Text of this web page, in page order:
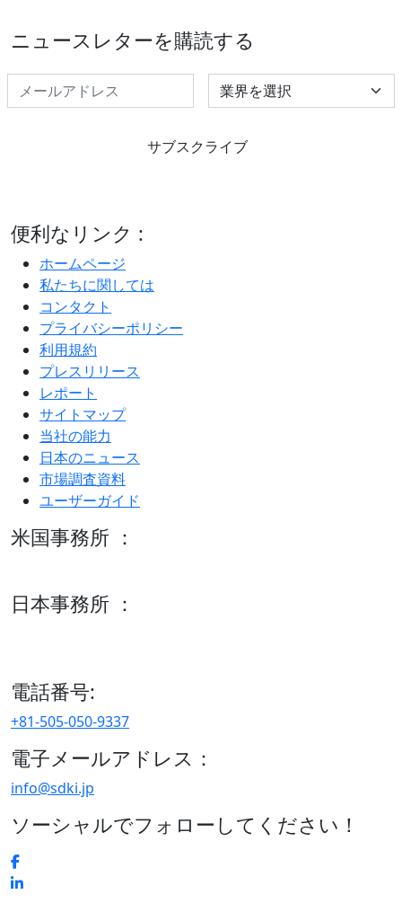
ニュースレターを購読する
Select Industry
サブスクライブ
便利なリンク :
ホームページ
私たちに関しては
コンタクト
プライバシーポリシー
利用規約
プレスリリース
レポート
サイトマップ
当社の能力
日本のニュース
市場調査資料
ユーザーガイド
米国事務所 ：
日本事務所 ：
電話番号:
+81-505-050-9337
電子メールアドレス：
info@sdki.jp
ソーシャルでフォローしてください！